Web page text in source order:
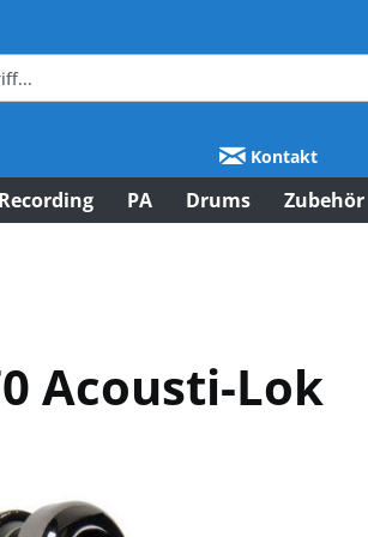
Kontakt
PA Drums Zubehör
Acousti-Lok